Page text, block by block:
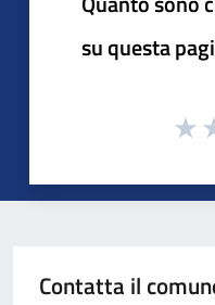
su questa
Contatta il